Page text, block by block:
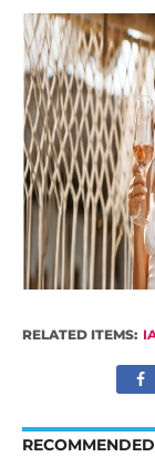
RELATED ITEMS: